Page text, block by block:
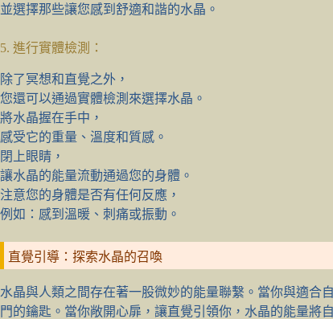
並選擇那些讓您感到舒適和諧的水晶。
5. 進行實體檢測：
除了冥想和直覺之外，
您還可以通過實體檢測來選擇水晶。
將水晶握在手中，
感受它的重量、溫度和質感。
閉上眼睛，
讓水晶的能量流動通過您的身體。
注意您的身體是否有任何反應，
例如：感到溫暖、刺痛或振動。
直覺引導：探索水晶的召喚
水晶與人類之間存在著一股微妙的能量聯繫。當你與適合
門的鑰匙。當你敞開心扉，讓直覺引領你，水晶的能量將